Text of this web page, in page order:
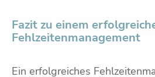
Fazit zu einem
Fehlzeitenmanagement
Ein erfolgreiches